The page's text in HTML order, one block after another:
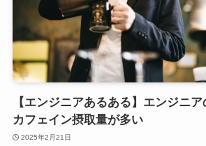
【エンジニアあるある】エンジニ
カフェイン摂取量が多い
2025年2月21日